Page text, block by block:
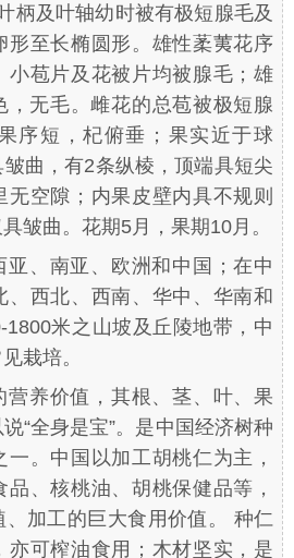
柄及叶轴幼时被有极短腺毛及
形至长椭圆形。雄性葇荑花序
小苞片及花被片均被腺毛；雄
，无毛。雌花的总苞被极短腺
序短，杞俯垂；果实近于球
曲，有2条纵棱，顶端具短尖
无空隙；内果皮壁内具不规则
皱曲。花期5月，果期10月。
亚、南亚、欧洲和中国；在中
、西北、西南、华中、华南和
米之山坡及丘陵地带，中
栽培。
营养价值，其根、茎、叶、果
“全身是宝”。是中国经济树种
。中国以加工胡桃仁为主，
、核桃油、胡桃保健品等，
加工的巨大食用价值。 种仁
亦可榨油食用；木材坚实，是